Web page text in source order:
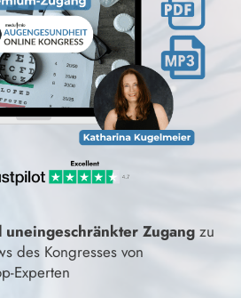
Zugang zu
des Kongresses von
Experten